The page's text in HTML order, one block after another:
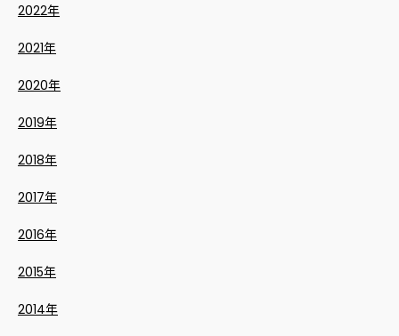
2022年
2021年
2020年
2019年
2018年
2017年
2016年
2015年
2014年